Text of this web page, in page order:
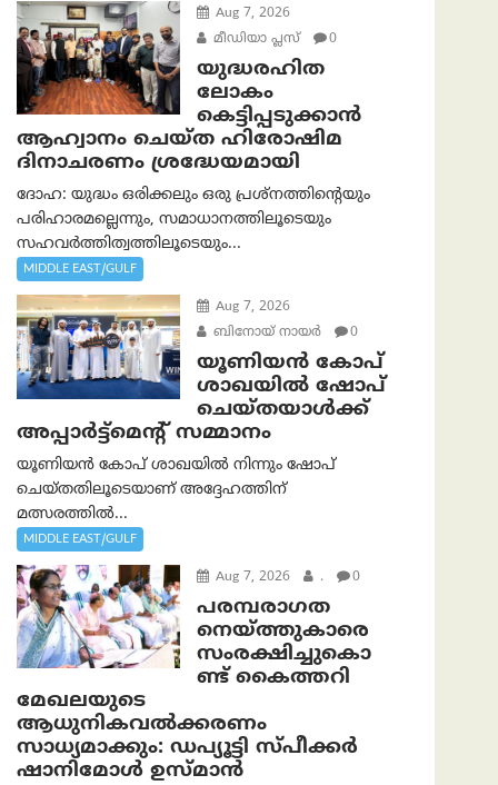
Aug 7, 2026
മീഡിയാ പ്ലസ്
0
യുദ്ധരഹിത
ലോകം
കെട്ടിപ്പടുക്കാന്‍
ആഹ്വാനം ചെയ്ത ഹിരോഷിമ
ദിനാചരണം ശ്രദ്ധേയമായി
ദോഹ: യുദ്ധം ഒരിക്കലും ഒരു പ്രശ്‌നത്തിന്റെയും
പരിഹാരമല്ലെന്നും, സമാധാനത്തിലൂടെയും
സഹവര്‍ത്തിത്വത്തിലൂടെയും...
MIDDLE EAST/GULF
Aug 7, 2026
ബിനോയ് നായര്‍
0
യൂണിയൻ കോപ്
ശാഖയിൽ ഷോപ്
ചെയ്തയാൾക്ക്
അപ്പാർട്ട്മെന്റ് സമ്മാനം
യൂണിയൻ കോപ് ശാഖയിൽ നിന്നും ഷോപ്
ചെയ്തതിലൂടെയാണ് അദ്ദേഹത്തിന്
മത്സരത്തിൽ...
MIDDLE EAST/GULF
Aug 7, 2026 . 0
പരമ്പരാഗത
നെയ്ത്തുകാരെ
സംരക്ഷിച്ചുകൊ
ണ്ട് കൈത്തറി
മേഖലയുടെ
ആധുനികവൽക്കരണം
സാധ്യമാക്കും: ഡപ്യൂട്ടി സ്പീക്കർ
ഷാനിമോൾ ഉസ്മാൻ